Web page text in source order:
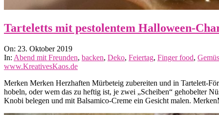
Tarteletts mit pestolentem Halloween-
2019-
10-
23
On: 23. Oktober 2019
In: Abend mit Freunden, backen, Deko, Feiertag, Finger food,
www.KreativesKaos.de
Merken Merken Herzhaften Mürbeteig zubereiten und in Tartelett-
hobeln, oder wem das zu heftig ist, je zwei „Scheiben“ gehobelter
Knobi belegen und mit Balsamico-Creme ein Gesicht malen.